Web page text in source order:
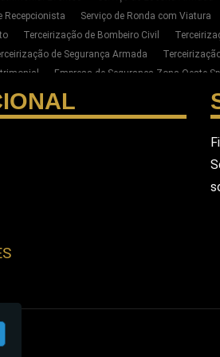
Recepcionista Serviço de Ronda com Viatura
Terceirização de Bombeiro Civil
de Segurança Armada
Empresa de Segurança Zona Oeste Sp
Serviço de Segurança Privada Sp
SP
Empresa de Portaria E Limpeza na Zona
Pessoal Privada Empresa De Seguranca
Particular Pessoal Seguranca Pessoal
Empresa De